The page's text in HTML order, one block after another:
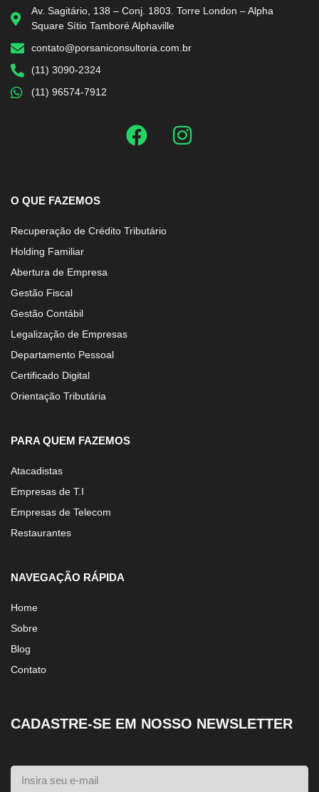
Square Sítio Tamboré Alphaville
contato@porsaniconsultoria.com.br
(11) 3090-2324
O QUE FAZEMOS
Recuperação de Crédito Tributário
Holding Familiar
Abertura de Empresa
Gestão Fiscal
Gestão Contábil
Legalização de Empresas
Departamento Pessoal
Certificado Digital
PARA QUEM FAZEMOS
Atacadistas
Empresas de T.I
Empresas de Telecom
NAVEGAÇÃO RÁPIDA
Home
Sobre
Blog